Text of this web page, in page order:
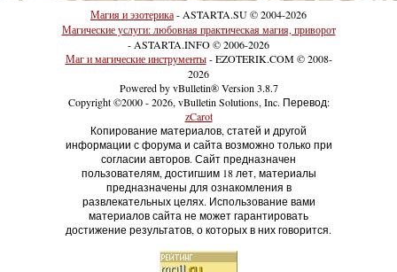
Магия и эзотерика- ASTARTA.SU © 2004-2026
Магические услуги: любовная практическая магия, приворот
- ASTARTA.INFO © 2006-2026
Маг и магические инструменты- EZOTERIK.COM © 2008-
2026
Powered by vBulletin® Version 3.8.7
Copyright ©2000 - 2026, vBulletin Solutions, Inc. Перевод:
zCarot
Копирование материалов, статей и другой
информации с форума и сайта возможно только при
согласии авторов. Сайт предназначен
пользователям, достигшим 18 лет, материалы
предназначены для ознакомления в
развлекательных целях. Использование вами
материалов сайта не может гарантировать
достижение результатов, о которых в них говорится.